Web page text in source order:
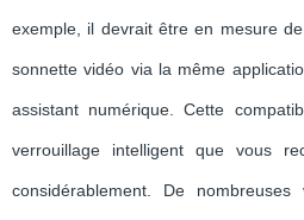
exemple, il devrait être en mesure
sonnette vidéo via la même
assistant numérique. Cette
verrouillage intelligent que vous
considérablement. De